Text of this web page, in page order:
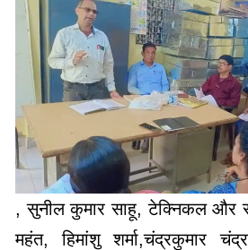
, सुनील कुमार साहू, टेक्निकल और
महंत, हिमांशु शर्मा,चंद्रकुमार